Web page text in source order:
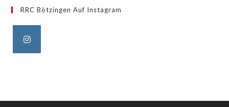
RRC Bötzingen Auf Instagram